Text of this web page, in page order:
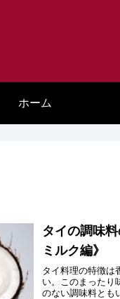
ホーム
タイの調味
ミルク編》
タイ料理の特徴は
い。このまったり
のない調味料とも